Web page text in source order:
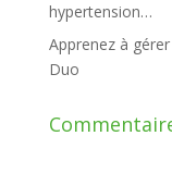
hypertension…
Apprenez à
Duo